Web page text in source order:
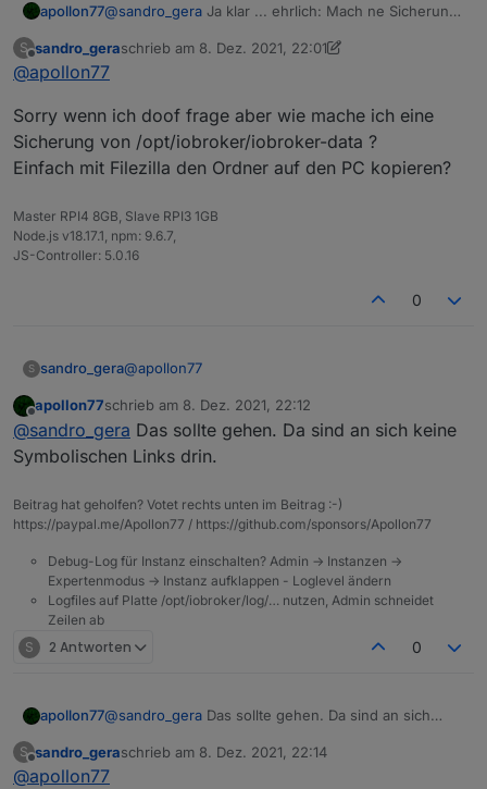
apollon77@sandro_gera Ja klar ... ehrlich: Mach ne Sicherung
controller aktualisieren. Das ist quasi so gut wie ein
backup :-)
Wobei ich ehrlich eher bei Node.js aktualisieren bin.
Es gab einen anderen Fall der Auch ein memotry
nur mit Nodejs 12 auftrat. Grund: unbekannt.
S
Offline
sandro_geraschrieb am 8. Dez. 2021, 22:01
zuletzt editiert von sandro_gera12. Aug. 2021, 23:02
@apollon77
Sorry wenn ich doof frage aber wie mache ich eine
Sicherung von /opt/iobroker/iobroker-data ?
Einfach mit Filezilla den Ordner auf den PC kopieren?
Master RPI4 8GB, Slave RPI3 1GB
Node.js v18.17.1, npm: 9.6.7,
JS-Controller: 5.0.16
0
S sandro_gera@apollon77
Sorry wenn ich doof frage aber wie mache ich
eine Sicherung von /opt/iobroker/iobroker-data ?
Einfach mit Filezilla den Ordner auf den PC
Offline
apollon77schrieb am 8. Dez. 2021, 22:12
zuletzt editiert von
@sandro_gera Das sollte gehen. Da sind an sich keine
Symbolischen Links drin.
Beitrag hat geholfen? Votet rechts unten im Beitrag :-)
https://paypal.me/Apollon77 / https://github.com/sponsors/Apollon77
Debug-Log für Instanz einschalten? Admin -> Instanzen ->
Expertenmodus -> Instanz aufklappen - Loglevel ändern
Logfiles auf Platte /opt/iobroker/log/… nutzen, Admin schneidet
Zeilen ab
S 2 Antworten 0
apollon77@sandro_gera Das sollte gehen. Da sind an sich
S
Offline
sandro_geraschrieb am 8. Dez. 2021, 22:14
zuletzt editiert von
@apollon77